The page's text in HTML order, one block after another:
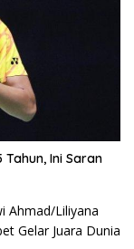
Tahun, Ini Saran